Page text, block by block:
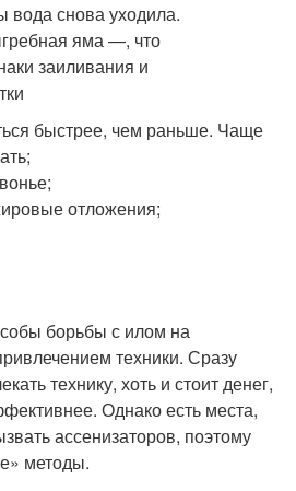
быстрее, чем раньше. Чаще
отложения;
борьбы с илом на
техники. Сразу
технику, хоть и стоит денег,
Однако есть места,
ассенизаторов, поэтому
методы.